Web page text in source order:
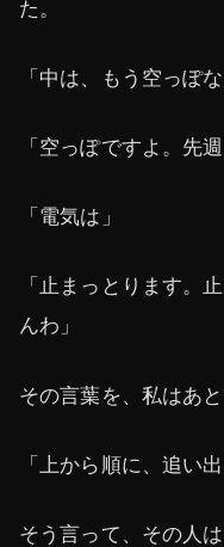
た。
「中は、もう空っぽ
「空っぽですよ。先
「電気は」
「止まっとります。
んわ」
その言葉を、私はあ
「上から順に、追い
そう言って、その人